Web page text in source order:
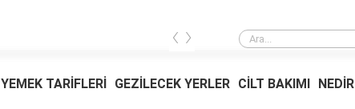
2018'de 1000 TL kaç dolardı?
‹ ›
YEMEK TARİFLERİ GEZİLECEK YERLER CİLT BAKIMI NEDİR